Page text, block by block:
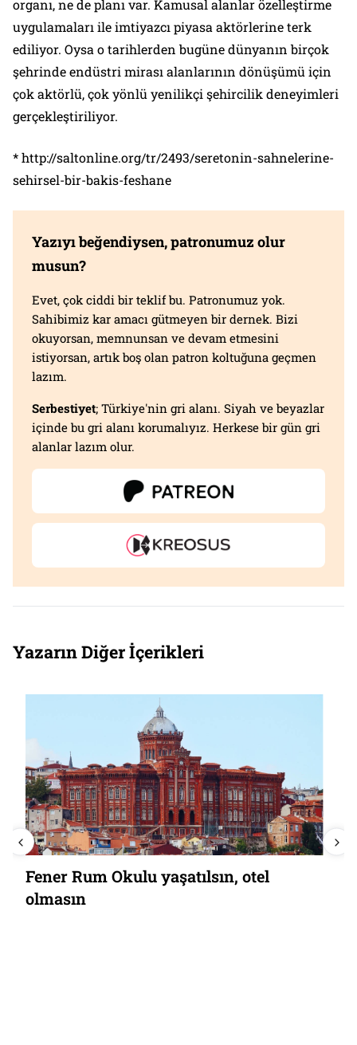
organı, ne de planı var. Kamusal alanlar özelleştirme
uygulamaları ile imtiyazcı piyasa aktörlerine terk
ediliyor. Oysa o tarihlerden bugüne dünyanın birçok
şehrinde endüstri mirası alanlarının dönüşümü için
çok aktörlü, çok yönlü yenilikçi şehircilik deneyimleri
gerçekleştiriliyor.
* http://saltonline.org/tr/2493/seretonin-sahnelerine-
sehirsel-bir-bakis-feshane
Yazıyı beğendiysen, patronumuz olur
musun?
Evet, çok ciddi bir teklif bu. Patronumuz yok.
Sahibimiz kar amacı gütmeyen bir dernek. Bizi
okuyorsan, memnunsan ve devam etmesini
istiyorsan, artık boş olan patron koltuğuna geçmen
lazım.
Serbestiyet; Türkiye'nin gri alanı. Siyah ve beyazlar
içinde bu gri alanı korumalıyız. Herkese bir gün gri
alanlar lazım olur.
Yazarın Diğer İçerikleri
Fener Rum Okulu yaşatılsın, otel
olmasın